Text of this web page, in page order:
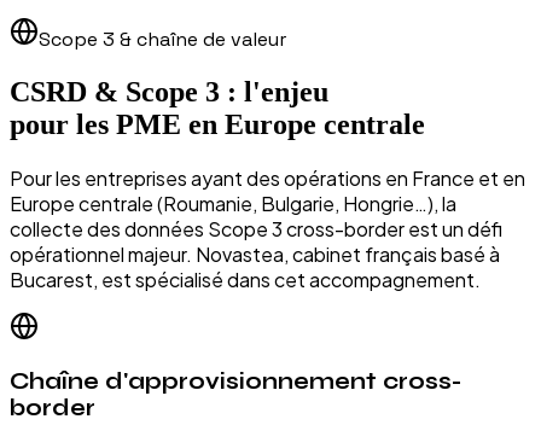
Scope 3 & chaîne de valeur
CSRD & Scope 3 : l'enjeu
pour les PME en Europe centrale
Pour les entreprises ayant des opérations en France et en
Europe centrale (Roumanie, Bulgarie, Hongrie…), la
collecte des données Scope 3 cross-border est un défi
opérationnel majeur. Novastea, cabinet français basé à
Bucarest, est spécialisé dans cet accompagnement.
Chaîne d'approvisionnement cross-
border